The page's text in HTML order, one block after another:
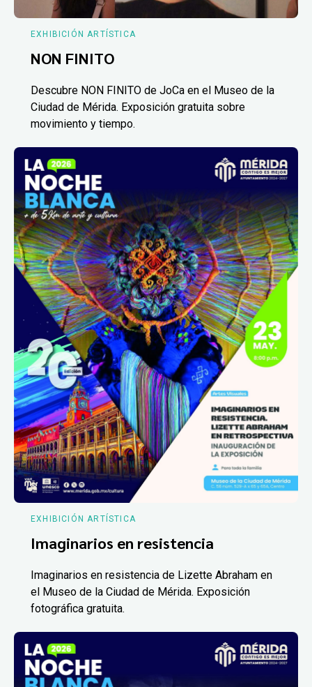
EXHIBICIÓN ARTÍSTICA
NON FINITO
Descubre NON FINITO de JoCa en el Museo de la
Ciudad de Mérida. Exposición gratuita sobre
movimiento y tiempo.
EXHIBICIÓN ARTÍSTICA
Imaginarios en resistencia
Imaginarios en resistencia de Lizette Abraham en
el Museo de la Ciudad de Mérida. Exposición
fotográfica gratuita.